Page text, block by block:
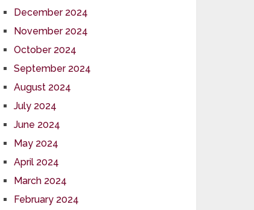
December 2024
November 2024
October 2024
September 2024
August 2024
July 2024
June 2024
May 2024
April 2024
March 2024
February 2024